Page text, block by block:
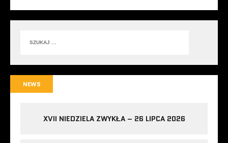
NEWS
XVII NIEDZIELA ZWYKŁA – 26 LIPCA 2026